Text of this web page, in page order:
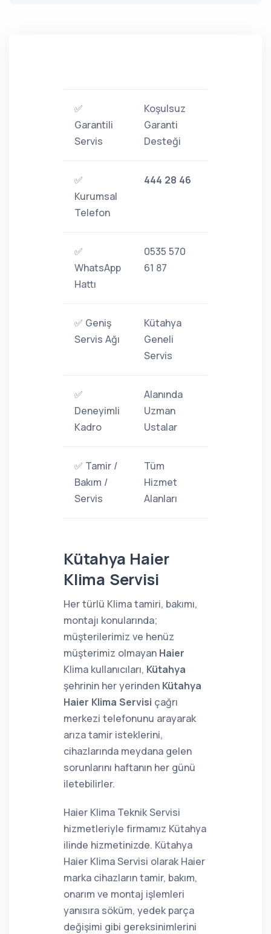
✅
Garantili
Servis
Koşulsuz
Garanti
Desteği
✅
Kurumsal
Telefon
444 28 46
✅
WhatsApp
Hattı
0535 570
61 87
✅ Geniş
Servis Ağı
Kütahya
Geneli
Servis
✅
Deneyimli
Kadro
Alanında
Uzman
Ustalar
✅ Tamir /
Bakım /
Servis
Tüm
Hizmet
Alanları
Kütahya Haier
Klima Servisi
Her türlü Klima tamiri, bakımı,
montajı konularında;
müşterilerimiz ve henüz
müşterimiz olmayan Haier
Klima kullanıcıları, Kütahya
şehrinin her yerinden Kütahya
Haier Klima Servisi çağrı
merkezi telefonunu arayarak
arıza tamir isteklerini,
cihazlarında meydana gelen
sorunlarını haftanın her günü
iletebilirler.
Haier Klima Teknik Servisi
hizmetleriyle firmamız Kütahya
ilinde hizmetinizde. Kütahya
Haier Klima Servisi olarak Haier
marka cihazların tamir, bakım,
onarım ve montaj işlemleri
yanısıra söküm, yedek parça
değişimi gibi gereksinimlerini